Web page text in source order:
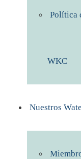
Política
WKC
Nuestros